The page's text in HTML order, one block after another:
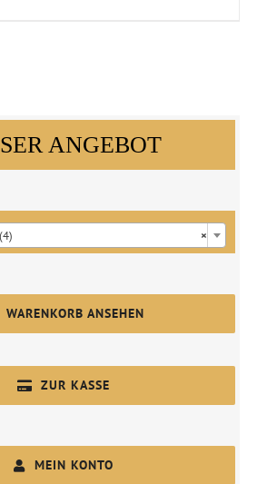
ANGEBOT
×
WARENKORB ANSEHEN
ZUR KASSE
MEIN KONTO